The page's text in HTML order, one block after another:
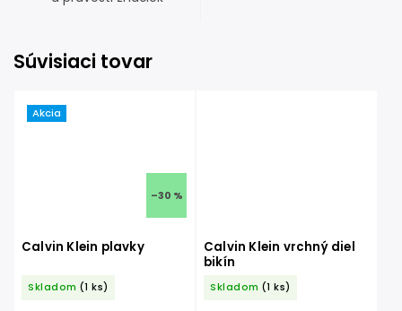
Súvisiaci tovar
Akcia
–30 %
Calvin Klein plavky
Skladom (1 ks)
Calvin Klein vrchný diel
bikín
Skladom (1 ks)